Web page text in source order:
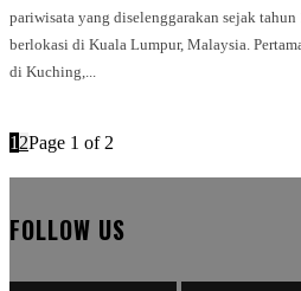
pariwisata yang diselenggarakan sejak
berlokasi di Kuala Lumpur, Malaysia.
di Kuching,...
1 2Page 1 of 2
FOLLOW US